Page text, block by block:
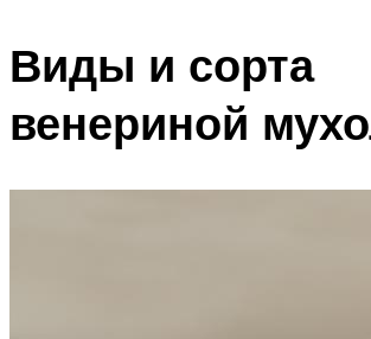
Виды и сорта
венериной